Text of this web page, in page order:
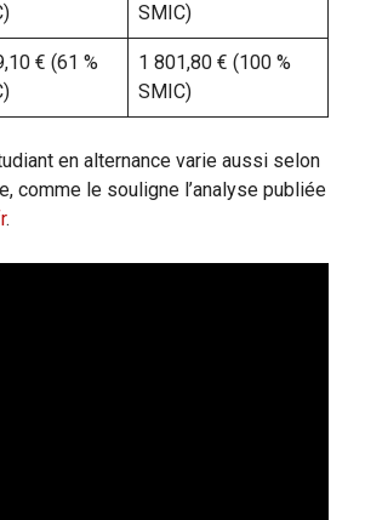
SMIC)
€ (61 %
1 801,80 € (100 %
SMIC)
en alternance varie aussi selon
comme le souligne l’analyse publiée
.